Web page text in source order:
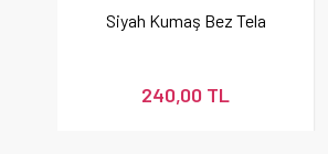
Siyah Kumaş Bez Tela
240,00 TL